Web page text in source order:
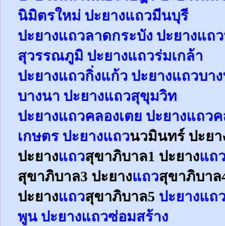
นิมิตรใหม่ ปะยางแถวมีนบุรี
ปะยางแถวลาดกระบัง ปะยางแถว
สุวรรณภูมิ ปะยางแถวร่มเกล้า
ปะยางแถวกิ่งแก้ว ปะยางแถวบา
บางนา ปะยางแถวสุขุมวิท
ปะยางแถวคลองเตย ปะยางแถว
เกษตร ปะยางแถวนวมินทร์ ปะย
ปะยางแถวสุขาภิบาล1 ปะยางแถ
สุขาภิบาล3 ปะยางแถวสุขาภิบาล
ปะยางแถวสุขาภิบาล5 ปะยางแถ
พูน ปะยางแถวซ่อมสร้าง